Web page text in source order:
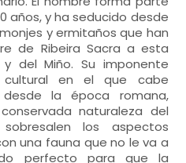
años, y ha seducido desde
y ermitaños que han
de Ribeira Sacra a esta
del Miño. Su imponente
cultural en el que cabe
la época romana,
naturaleza del
los aspectos
una fauna que no le va a
perfecto para que la